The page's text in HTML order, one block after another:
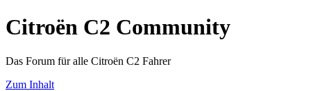
Citroën C2 Community
Das Forum für alle Citroën C2 Fahrer
Zum Inhalt